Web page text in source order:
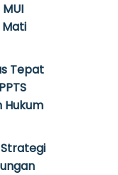
Tepat
Hukum
Strategi